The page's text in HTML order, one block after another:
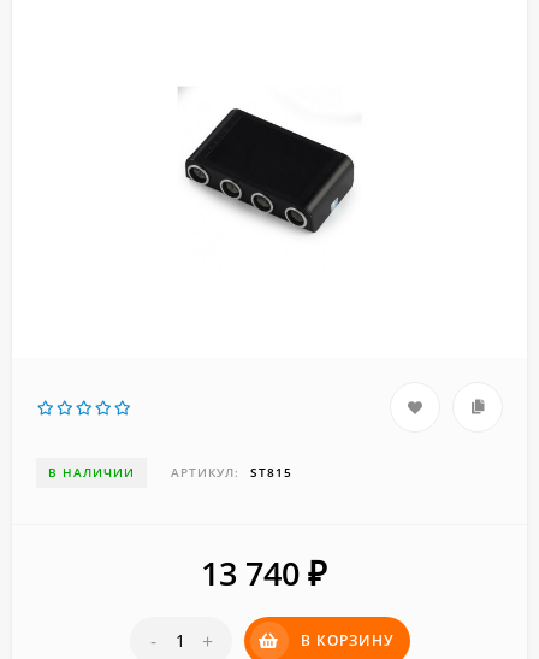
В НАЛИЧИИ АРТИКУЛ: ST815
13 740 ₽
- + В КОРЗИНУ